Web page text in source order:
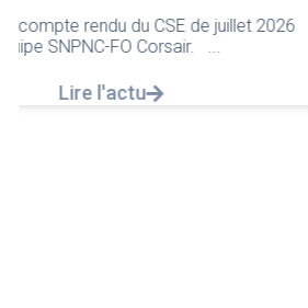
Chers collègues, La direction
classique pleurnicherie